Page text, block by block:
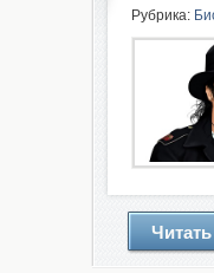
Рубрика: